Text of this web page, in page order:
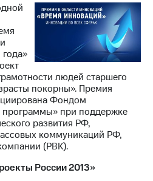
людей старшего
покорны». Премия
Фондом
при поддержке
развития РФ,
коммуникаций РФ,
(РВК).
России 2013»